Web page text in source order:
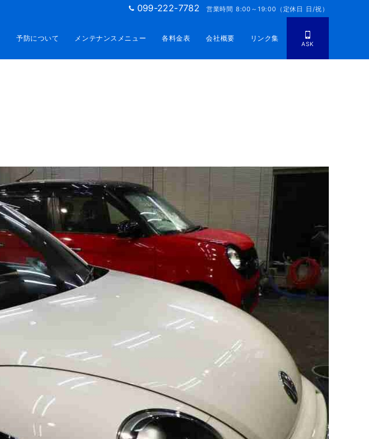
099-222-7782 営業時間 8:00～19:00（定休日 日/祝）
予防について メンテナンスメニュー 各料金表 会社概要 リンク集
ASK